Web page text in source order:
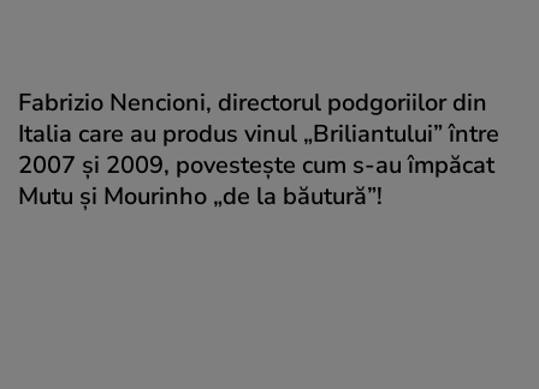
Fabrizio Nencioni, directorul podgoriilor din
Italia care au produs vinul „Briliantului” între
2007 şi 2009, povesteşte cum s-au împăcat
Mutu şi Mourinho „de la băutură”!